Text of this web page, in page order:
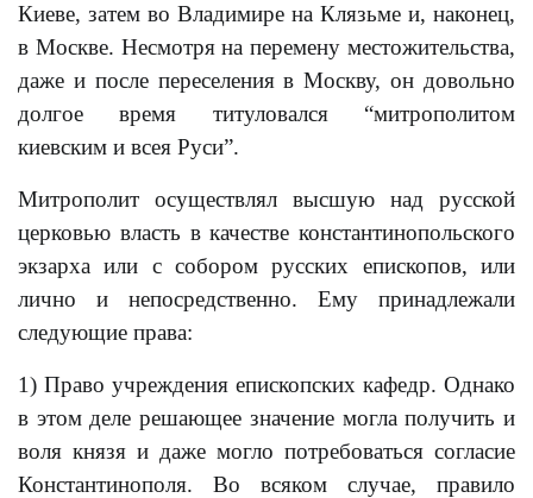
Киеве, затем во Владимире на Клязьме и, наконец,
в Москве. Несмотря на перемену местожительства,
даже и после переселения в Москву, он довольно
долгое время титуловался “митрополитом
киевским и всея Руси”.
Митрополит осуществлял высшую над русской
церковью власть в качестве константинопольского
экзарха или с собором русских епископов, или
лично и непосредственно. Ему принадлежали
следующие права:
1) Право учреждения епископских кафедр. Однако
в этом деле решающее значение могла получить и
воля князя и даже могло потребоваться согласие
Константинополя. Во всяком случае, правило